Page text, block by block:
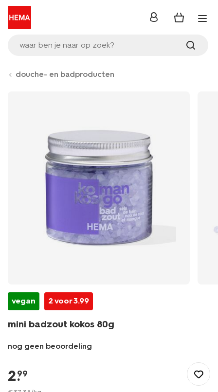
waar ben je naar op zoek?
inloggen
douche- en badproducten
vegan 2 voor 3.99
mini badzout kokos 80g
nog geen beoordeling
gezond/persoonlijke-
verzorging/lichaamsverzorging/douche-
en-
2.
99